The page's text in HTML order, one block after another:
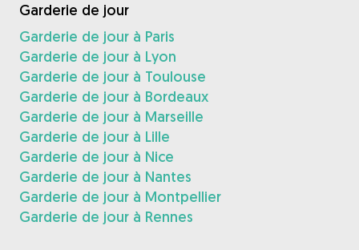
Garderie de jour
Garderie de jour à Paris
Garderie de jour à Lyon
Garderie de jour à Toulouse
Garderie de jour à Bordeaux
Garderie de jour à Marseille
Garderie de jour à Lille
Garderie de jour à Nice
Garderie de jour à Nantes
Garderie de jour à Montpellier
Garderie de jour à Rennes